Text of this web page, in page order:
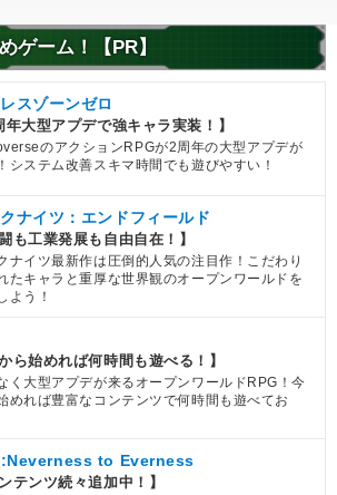
ゲーム！【PR】
スゾーンゼロ
年大型アプデで強キャラ実装！】
のアクションRPGが2周年の大型アプデが
システム改善スキマ時間でも遊びやすい！
ナイツ：エンドフィールド
闘も工業発展も自由自在！】
ナイツ最新作は圧倒的人気の注目作！こだわり
たキャラと重厚な世界観のオープンワールドを
よう！
から始めれば何時間も遊べる！】
く大型アプデが来るオープンワールドRPG！今
めれば豊富なコンテンツで何時間も遊べてお
to Everness
ンテンツ続々追加中！】